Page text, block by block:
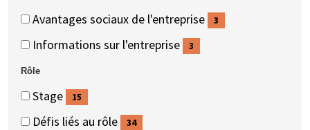
Pourquoi
nous
Pourquoi
nous
Avantages sociaux de l'entreprise
(3
3
Informations sur l'entreprise
(3
3
Rôle
Rôle
Rôle
Stage
(15
15
Défis liés au rôle
34